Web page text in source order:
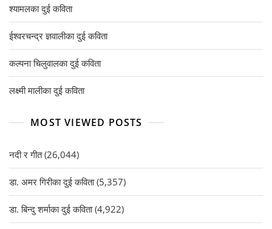
श्यामलका दुई कविता
ईश्वरचन्द्र ज्ञवालीका दुई कविता
कल्पना चिलुवालका दुई कविता
लक्ष्मी मालीका दुई कविता
MOST VIEWED POSTS
नदी र गीत (26,044)
डा. अमर गिरीका दुई कविता (5,357)
डा. बिन्दु शर्माका दुई कविता (4,922)